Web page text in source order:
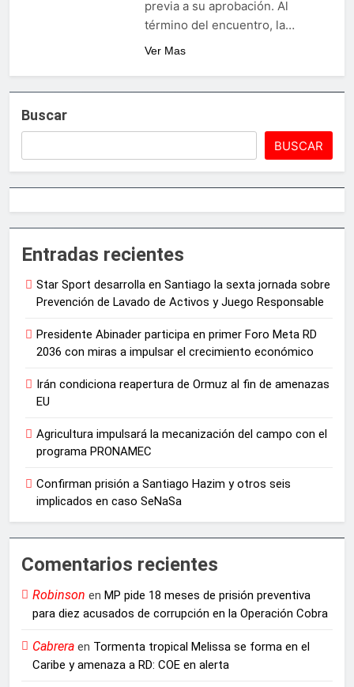
previa a su aprobación. Al
término del encuentro, la…
Ver Mas
Buscar
BUSCAR
Entradas recientes
Star Sport desarrolla en Santiago la sexta jornada sobre
Prevención de Lavado de Activos y Juego Responsable
Presidente Abinader participa en primer Foro Meta RD
2036 con miras a impulsar el crecimiento económico
Irán condiciona reapertura de Ormuz al fin de amenazas
EU
Agricultura impulsará la mecanización del campo con el
programa PRONAMEC
Confirman prisión a Santiago Hazim y otros seis
implicados en caso SeNaSa
Comentarios recientes
Robinson en MP pide 18 meses de prisión preventiva
para diez acusados de corrupción en la Operación Cobra
Cabrera en Tormenta tropical Melissa se forma en el
Caribe y amenaza a RD: COE en alerta